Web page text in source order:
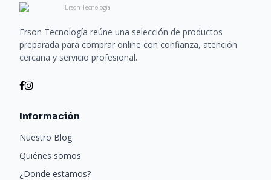
Erson Tecnología reúne una selección de productos
preparada para comprar online con confianza, atención
cercana y servicio profesional.
Información
Nuestro Blog
Quiénes somos
¿Donde estamos?